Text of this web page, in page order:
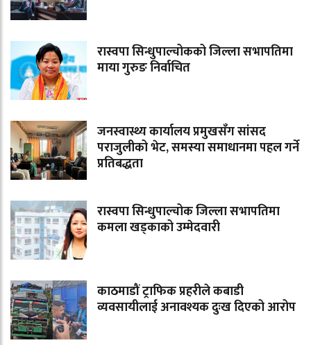
रास्वपा सिन्धुपाल्चोकको जिल्ला सभापतिमा
माया गुरुङ निर्वाचित
जनस्वास्थ्य कार्यालय प्रमुखसँग सांसद
पराजुलीको भेट, समस्या समाधानमा पहल गर्ने
प्रतिबद्धता
रास्वपा सिन्धुपाल्चोक जिल्ला सभापतिमा
कमला खड्काको उम्मेदवारी
काठमाडौं ट्राफिक प्रहरीले कबाडी
व्यवसायीलाई अनावश्यक दुःख दिएको आरोप